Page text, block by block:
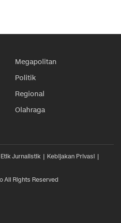
Megapolitan
Politik
Regional
Olahraga
Jurnalistik
Kebijakan Privasi
All Rights Reserved